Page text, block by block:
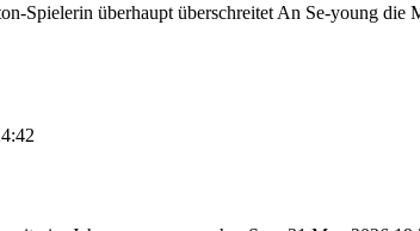
Spielerin überhaupt überschreitet An Se-young